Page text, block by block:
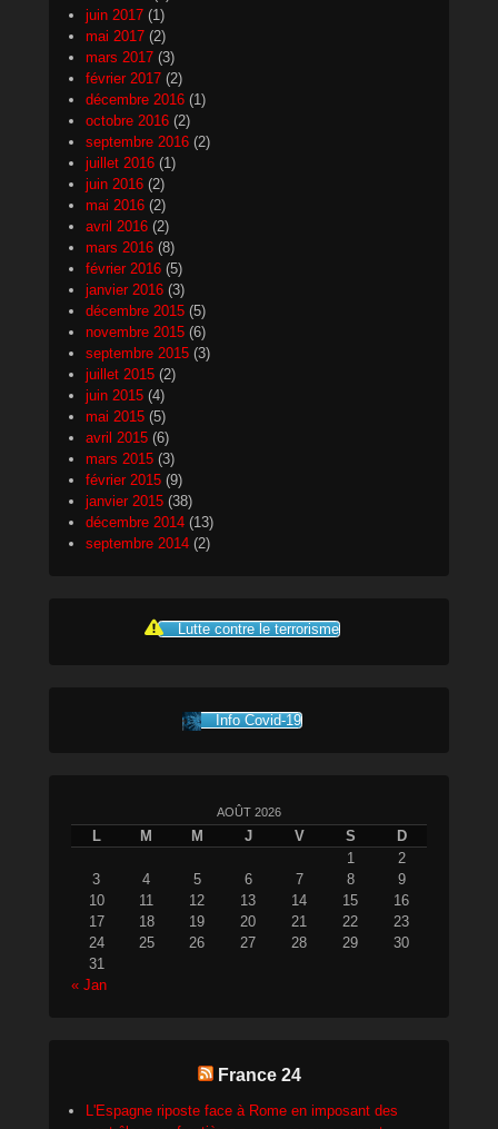
juin 2017 (1)
mai 2017 (2)
mars 2017 (3)
février 2017 (2)
décembre 2016 (1)
octobre 2016 (2)
septembre 2016 (2)
juillet 2016 (1)
juin 2016 (2)
mai 2016 (2)
avril 2016 (2)
mars 2016 (8)
février 2016 (5)
janvier 2016 (3)
décembre 2015 (5)
novembre 2015 (6)
septembre 2015 (3)
juillet 2015 (2)
juin 2015 (4)
mai 2015 (5)
avril 2015 (6)
mars 2015 (3)
février 2015 (9)
janvier 2015 (38)
décembre 2014 (13)
septembre 2014 (2)
Lutte contre le terrorisme
Info Covid-19
AOÛT 2026
L M M J V S
D
1
2
3
4 5 6 7 8
9
10
11 12 13 14 15
16
17
18 19 20 21 22
23
24
25 26 27 28 29
30
31
« Jan
France 24
L'Espagne riposte face à Rome en imposant des